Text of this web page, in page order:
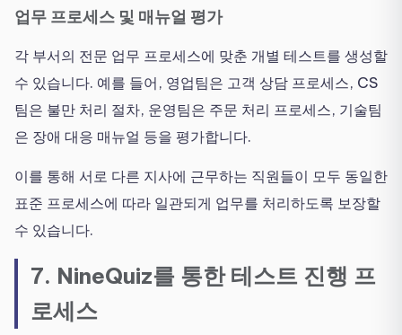
업무 프로세스 및 매뉴얼 평가
각 부서의 전문 업무 프로세스에 맞춘 개별 테스트를 생성할
수 있습니다. 예를 들어, 영업팀은 고객 상담 프로세스, CS
팀은 불만 처리 절차, 운영팀은 주문 처리 프로세스, 기술팀
은 장애 대응 매뉴얼 등을 평가합니다.
이를 통해 서로 다른 지사에 근무하는 직원들이 모두 동일한
표준 프로세스에 따라 일관되게 업무를 처리하도록 보장할
수 있습니다.
7. NineQuiz를 통한 테스트 진행 프
로세스